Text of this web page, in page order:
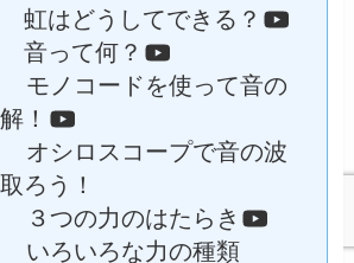
虹はどうしてできる？
音って何？
モノコードを使って音の
！
オシロスコープで音の波
ろう！
３つの力のはたらき
いろいろな力の種類